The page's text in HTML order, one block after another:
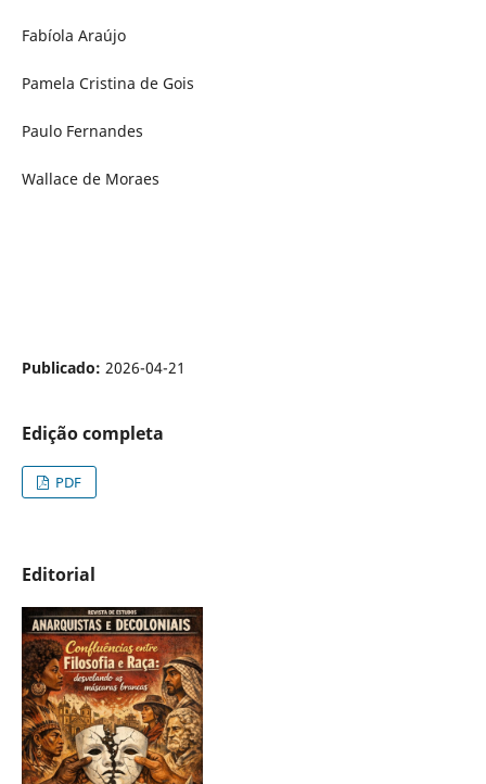
Fabíola Araújo
Pamela Cristina de Gois
Paulo Fernandes
Wallace de Moraes
Publicado: 2026-04-21
Edição completa
PDF
Editorial